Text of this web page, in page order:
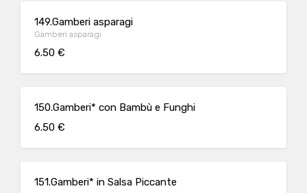
149.Gamberi asparagi
Gamberi asparagi
6.50 €
150.Gamberi* con Bambù e Funghi
6.50 €
151.Gamberi* in Salsa Piccante